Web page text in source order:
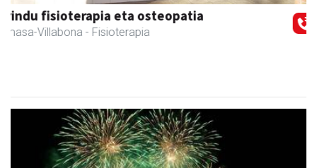
Zubimusu Ikastola
Amasa-Villabona - Hezkuntza